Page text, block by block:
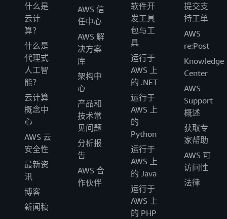
什么是
云计
算？
什么是
代理式
人工智
能？
云计算
概念中
心
AWS 云
安全性
最新资
讯
博客
新闻稿
AWS 信
任中心
AWS 解
决方案
库
架构中
心
产品和
技术常
见问题
分析报
告
AWS 合
作伙伴
软件开
发工具
包与工
具
运行于
AWS 上
的 .NET
运行于
AWS 上
的
Python
运行于
AWS 上
的 Java
运行于
AWS 上
的 PHP
提交支
持工单
AWS
re:Post
Knowledge
Center
AWS
Support
概述
获取专
家帮助
AWS 可
访问性
法律